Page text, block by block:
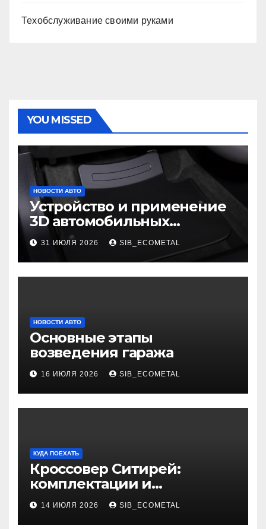
Техобслуживание своими руками
YOU MISSED
НОВОСТИ АВТО
Устройство и применение
3D автомобильных
ковриков
31 ИЮЛЯ 2026 SIB_ECOMETAL
НОВОСТИ АВТО
Основные этапы
возведения гаража
16 ИЮЛЯ 2026 SIB_ECOMETAL
КУДА ПОЕХАТЬ
Кроссовер Ситирей:
комплектации и
характеристики
14 ИЮЛЯ 2026 SIB_ECOMETAL